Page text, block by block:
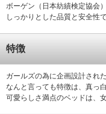
ボーゲン（日本紡績検定協会
しっかりとした品質と安全性で
特徴
ガールズの為に企画設計され
なんと言っても特徴は、真っ
可愛らしさ満点のベッドは、